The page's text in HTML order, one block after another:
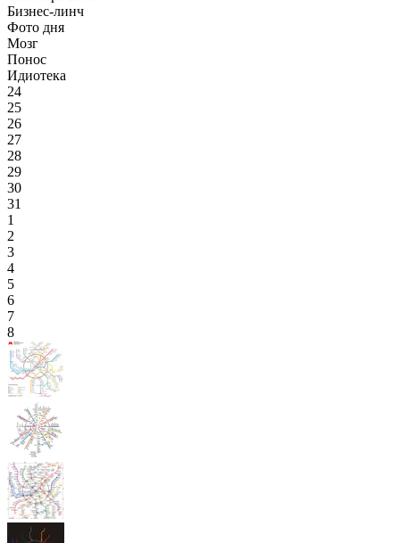
Бизнес-линч
Фото дня
Мозг
Понос
Идиотека
24
25
26
27
28
29
30
31
1
2
3
4
5
6
7
8